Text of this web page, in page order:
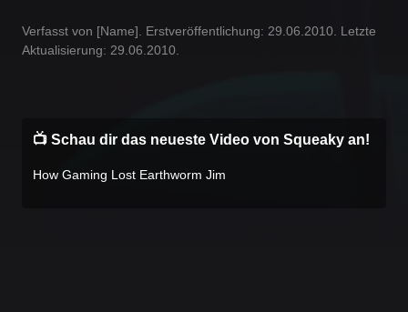
Verfasst von [Name]. Erstveröffentlichung: 29.06.2010. Letzte
Aktualisierung: 29.06.2010.
📺 Schau dir das neueste Video von Squeaky an!
How Gaming Lost Earthworm Jim